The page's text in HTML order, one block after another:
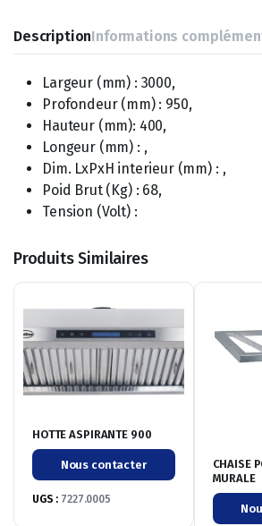
DescriptionInformations
Largeur (mm) : 3000,
Profondeur (mm) : 950,
Hauteur (mm): 400,
Longeur (mm) : ,
Dim. LxPxH interieur (mm) : ,
Poid Brut (Kg) : 68,
Tension (Volt) :
Produits Similaires
HOTTE ASPIRANTE 900
Nous contacter
UGS : 7227.0005
CHAISE
MURALE